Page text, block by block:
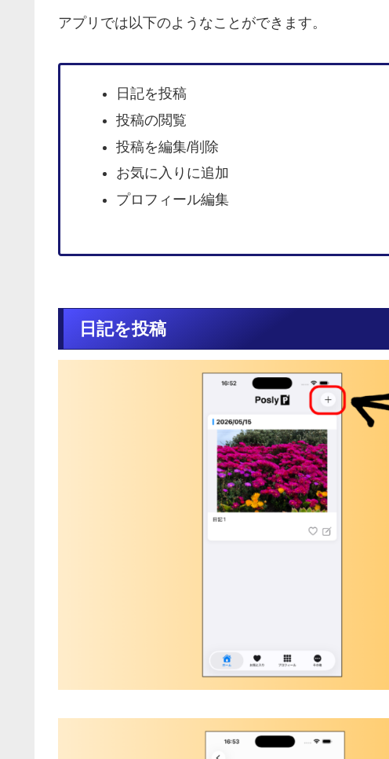
アプリでは以下のようなことができます。
日記を投稿
投稿の閲覧
投稿を編集/削除
お気に入りに追加
プロフィール編集
日記を投稿